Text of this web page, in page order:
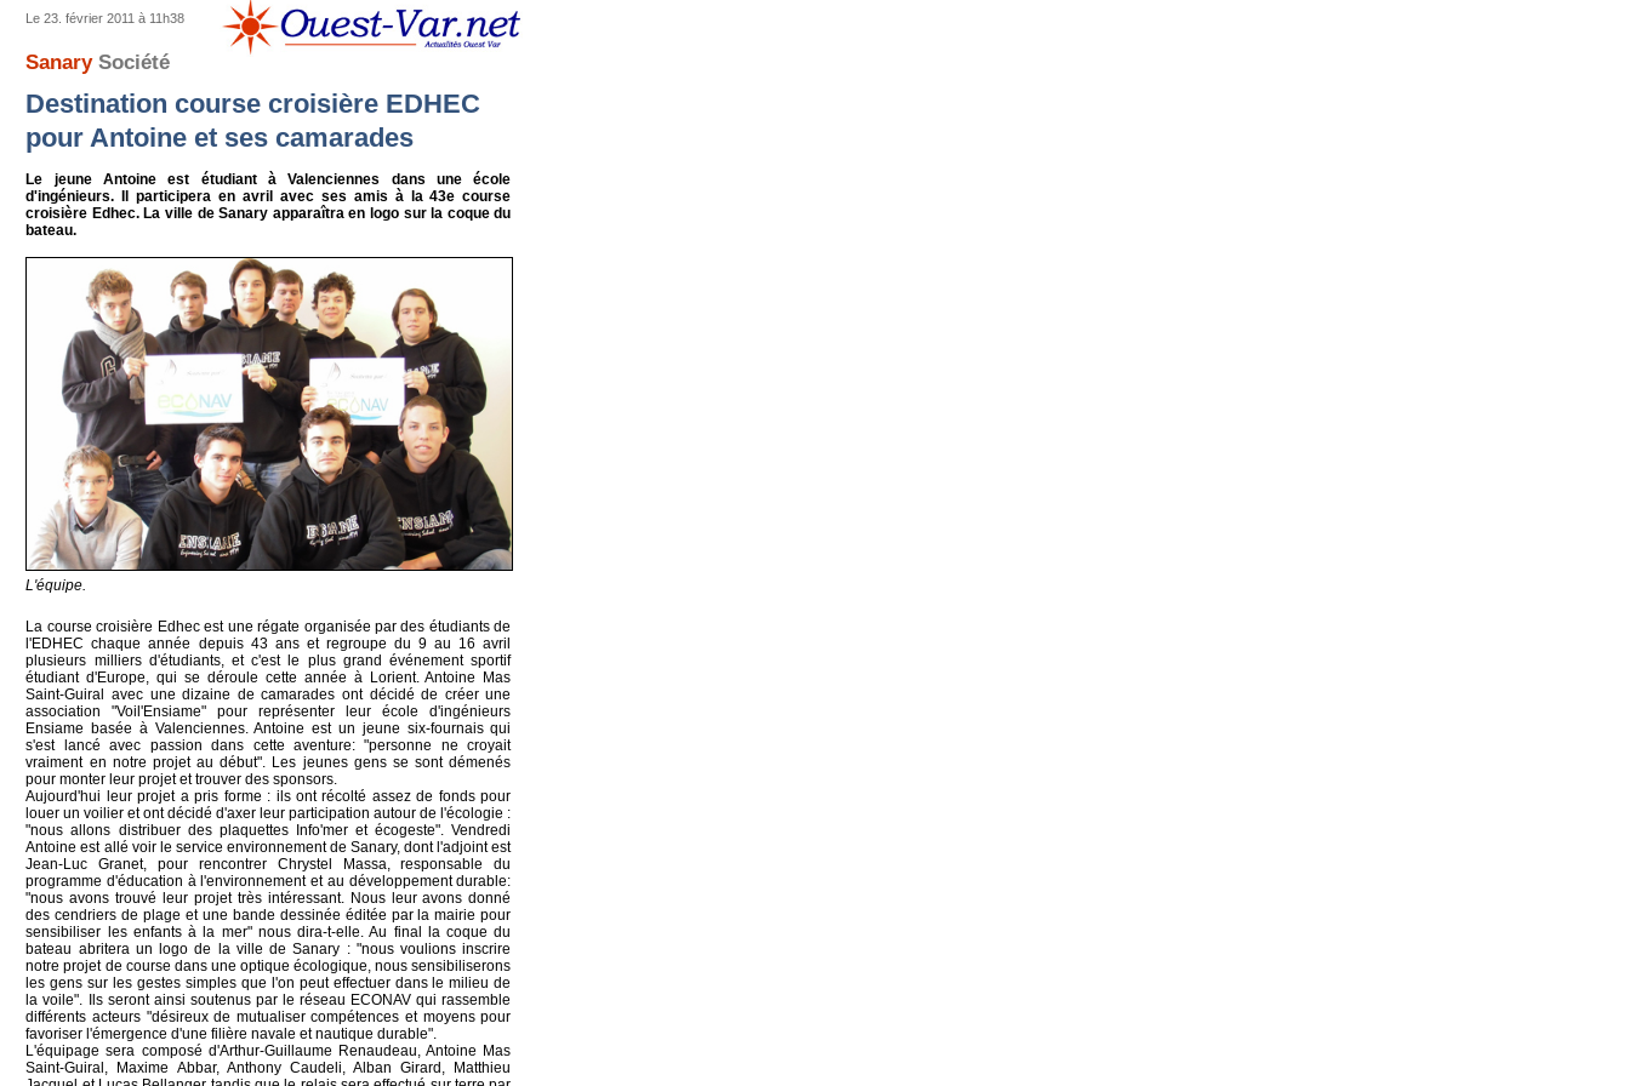
Le 23. février 2011 à 11h38
SanarySociété
Destination course croisière EDHEC
pour Antoine et ses camarades
Le jeune Antoine est étudiant à Valenciennes dans une école
d'ingénieurs. Il participera en avril avec ses amis à la 43e course
croisière Edhec. La ville de Sanary apparaîtra en logo sur la coque du
bateau.
L'équipe.
La course croisière Edhec est une régate organisée par des étudiants de
l'EDHEC chaque année depuis 43 ans et regroupe du 9 au 16 avril
plusieurs milliers d'étudiants, et c'est le plus grand événement sportif
étudiant d'Europe, qui se déroule cette année à Lorient. Antoine Mas
Saint-Guiral avec une dizaine de camarades ont décidé de créer une
association "Voil'Ensiame" pour représenter leur école d'ingénieurs
Ensiame basée à Valenciennes. Antoine est un jeune six-fournais qui
s'est lancé avec passion dans cette aventure: "personne ne croyait
vraiment en notre projet au début". Les jeunes gens se sont démenés
pour monter leur projet et trouver des sponsors.
Aujourd'hui leur projet a pris forme : ils ont récolté assez de fonds pour
louer un voilier et ont décidé d'axer leur participation autour de l'écologie :
"nous allons distribuer des plaquettes Info'mer et écogeste". Vendredi
Antoine est allé voir le service environnement de Sanary, dont l'adjoint est
Jean-Luc Granet, pour rencontrer Chrystel Massa, responsable du
programme d'éducation à l'environnement et au développement durable:
"nous avons trouvé leur projet très intéressant. Nous leur avons donné
des cendriers de plage et une bande dessinée éditée par la mairie pour
sensibiliser les enfants à la mer" nous dira-t-elle. Au final la coque du
bateau abritera un logo de la ville de Sanary : "nous voulions inscrire
notre projet de course dans une optique écologique, nous sensibiliserons
les gens sur les gestes simples que l'on peut effectuer dans le milieu de
la voile". Ils seront ainsi soutenus par le réseau ECONAV qui rassemble
différents acteurs "désireux de mutualiser compétences et moyens pour
favoriser l'émergence d'une filière navale et nautique durable".
L'équipage sera composé d'Arthur-Guillaume Renaudeau, Antoine Mas
Saint-Guiral, Maxime Abbar, Anthony Caudeli, Alban Girard, Matthieu